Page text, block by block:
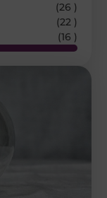
(26 )
(22 )
(16 )